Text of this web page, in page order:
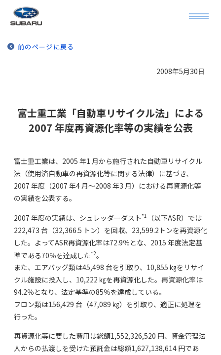
前のページに戻る
2008年5月30日
富士重工業「自動車リサイクル法」による
2007 年度再資源化率等の実績を公表
富士重工業は、2005 年1 月から施行された自動車リサイクル
法（使用済自動車の再資源化等に関する法律）に基づき、
2007 年度（2007 年4 月～2008 年3 月）における再資源化等
の実績を公表する。
2007 年度の実績は、シュレッダーダスト*1
（以下ASR）では
222,473 台（32,366.5 トン）を回収、23,599.2トンを再資源化
した。よってASR再資源化率は72.9％とな、2015 年度法定基
準である70％を達成した*2。
また、エアバッグ類は45,498 台を引取り、10,855 ㎏をリサイ
クル施設に投入し、10,222 ㎏を再資源化した。再資源化率は
94.2％となり、法定基準の85％を達成している。
フロン類は156,429 台（47,089 ㎏）を引取り、適正に処理を
行った。
再資源化等に要した費用は総額1,552,326,520 円、資金管理法
人からの払渡しを受けた預託金は総額1,627,138,614 円であ